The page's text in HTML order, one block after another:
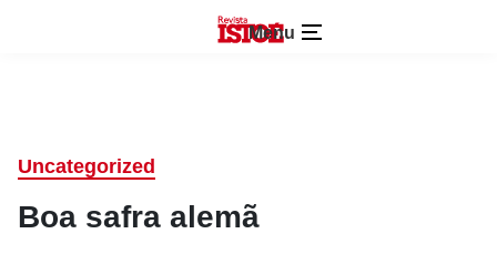
Menu
Uncategorized
Boa safra alemã